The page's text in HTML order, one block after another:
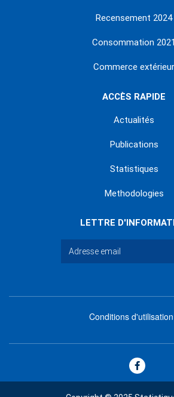
Recensement 2024
Consommation 2021
Commerce extérieur
ACCÈS RAPIDE
Actualités
Publications
Statistiques
Methodologies
LETTRE
footer
Conditions d'utilisation